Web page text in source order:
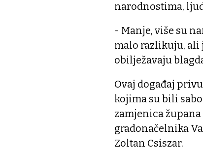
narodnostima,
- Manje, više su
malo razlikuju, ali
obilježavaju
Ovaj događaj
kojima su bili
zamjenica
gradonačelnika
Zoltan Csiszar.